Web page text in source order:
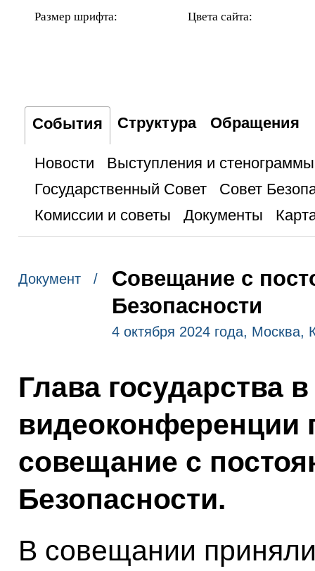
Размер шрифта: Цвета сайта:
События Структура Обращения
Новости
Выступления и стенограммы
Государственный Совет
Совет
Комиссии и советы
Документы
Документ /
Совещание с
Безопасности
4 октября 2024 года, Москва,
Глава государства
видеоконференции
совещание с
Безопасности.
В совещании